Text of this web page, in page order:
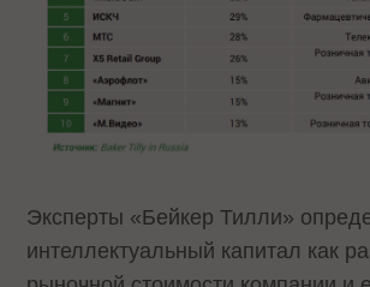
Эксперты «Бейкер Тилли»
интеллектуальный капитал как